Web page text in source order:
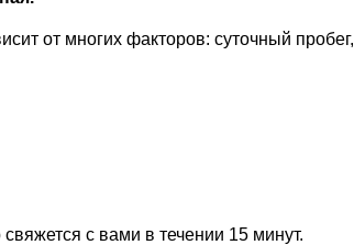
от многих факторов: суточный пробег,
с вами в течении 15 минут.